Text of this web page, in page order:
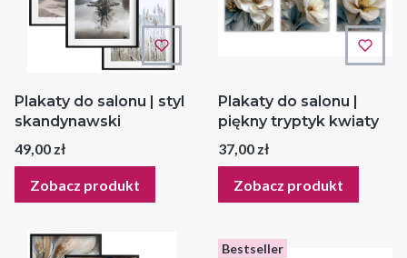
Plakaty do salonu | styl
skandynawski
Cena
49,00 zł
Zobacz produkt
Plakaty do salonu |
piękny tryptyk kwiaty
Cena
37,00 zł
Zobacz produkt
Bestseller